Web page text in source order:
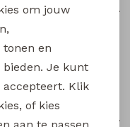
LT66697 Z10556 dames singlet Army
206902 W20015 dames singlet Aubergine
om jouw
en
bieden. Je kunt
accepteert. Klik
of kies